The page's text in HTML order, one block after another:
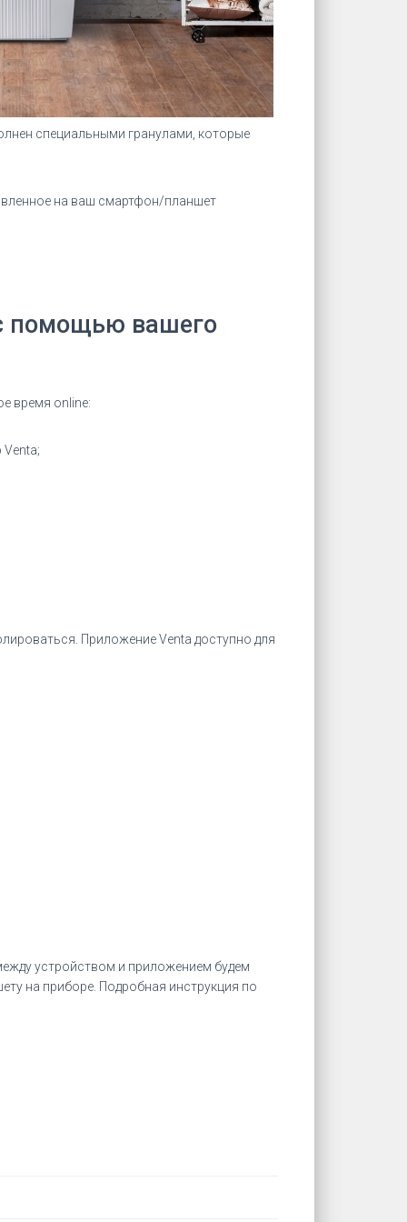
специальными гранулами, которые
на ваш смартфон/планшет
помощью вашего
время online:
Приложение Venta доступно для
устройством и приложением будем
на приборе. Подробная инструкция по